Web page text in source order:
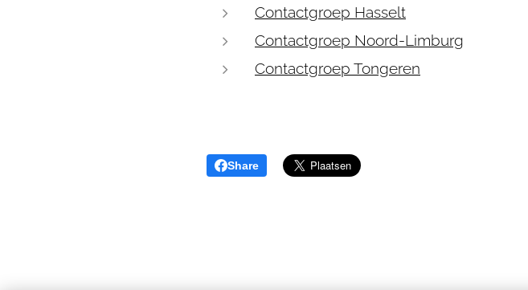
Contactgroep Hasselt
Contactgroep Noord-Limburg
Contactgroep Tongeren
Share